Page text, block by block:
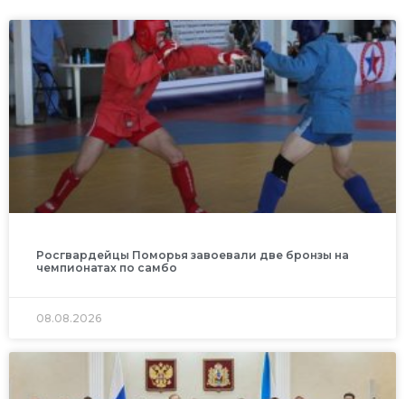
Росгвардейцы Поморья завоевали две бронзы на
чемпионатах по самбо
08.08.2026